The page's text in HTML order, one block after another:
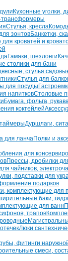
Кухонные уголки,
Стулья, кресла
зонтовБанкетки,
кроватей и
Гамаки, шезлонги
столики для бани
стулья
Стулья для
для посуды
напитковСтоловые
Бумага, фольга,
коктейлей
Дуршлаги,
для ланчаПолки и
для
Прессы, дробилки
чайников,
подставки для
подарков
комплектующие для
баки,
для ванн
трапов
Люки
фитинги
смеси,